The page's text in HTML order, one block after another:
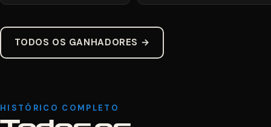
TODOS OS GANHADORES →
HISTÓRICO COMPLETO